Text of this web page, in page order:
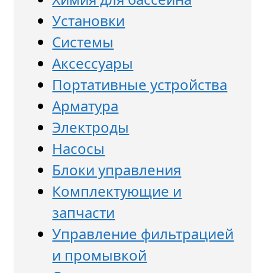
Установки
Системы
Аксессуары
Портативные устройства
Арматура
Электроды
Насосы
Блоки управления
Комплектующие и
запчасти
Управление фильтрацией
и промывкой